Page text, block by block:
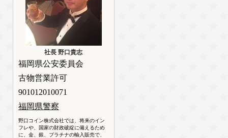
社長 野口貴志
福岡県公安委員会
古物営業許可
901012010071
福岡県警察
野口コイン株式会社では、将来のイン
フレや、国家の財政破綻に備えるため
に、金、銀、プラチナの輸入販売で、